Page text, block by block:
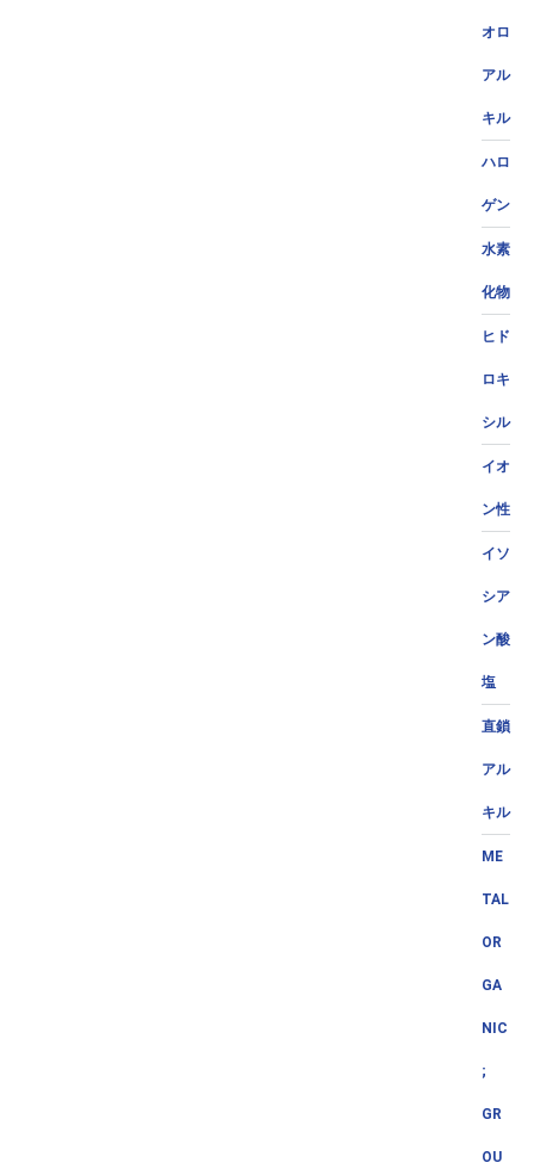
オロ
アル
キル
ハロ
ゲン
水素
化物
ヒド
ロキ
シル
イオ
ン性
イソ
シア
ン酸
塩
直鎖
アル
キル
ME
TAL
OR
GA
NIC
;
GR
OU